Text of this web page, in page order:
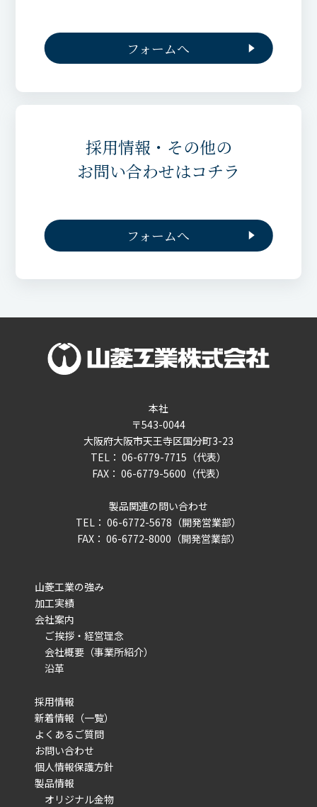
フォームへ
採用情報・その他の
お問い合わせはコチラ
フォームへ
本社
〒543-0044
大阪府大阪市天王寺区国分町3-23
TEL： 06-6779-7715（代表）
FAX： 06-6779-5600（代表）
製品関連の問い合わせ
TEL： 06-6772-5678（開発営業部）
FAX： 06-6772-8000（開発営業部）
山菱工業の強み
加工実績
会社案内
ご挨拶・経営理念
会社概要（事業所紹介）
沿革
採用情報
新着情報（一覧）
よくあるご質問
お問い合わせ
個人情報保護方針
製品情報
オリジナル金物